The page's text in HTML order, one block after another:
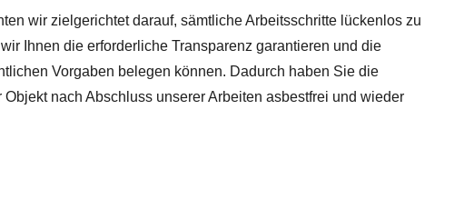
wir zielgerichtet darauf, sämtliche Arbeitsschritte lückenlos zu
Ihnen die erforderliche Transparenz garantieren und die
Vorgaben belegen können. Dadurch haben Sie die
Objekt nach Abschluss unserer Arbeiten asbestfrei und wieder